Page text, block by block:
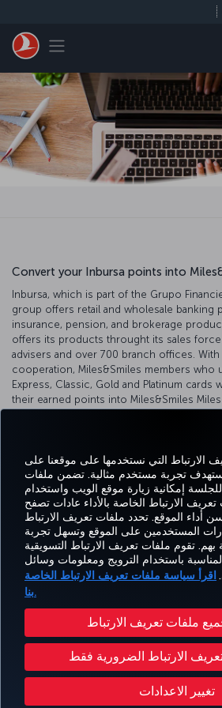
الارتباط التي نستخدمها على موقعنا على
تجربة مستخدم مثالية. تضمن ملفات
إمكانية زيارة موقع الويب واستخدام
الارتباط الخاصة بالأداء عادات تصفح
أداء الموقع. تحدد ملفات تعريف الارتباط
المستخدمين على الموقع وتسهل تجربة
بهم. تقوم ملفات تعريف الارتباط التسويقية
باستخدام الترويج ومعلومات وسائل
اقرأ سياسة ملفات تعريف الارتباط الخاصة
بنا.
ملفات تعريف الارتباط
الارتباط الضرورية فقط
تغيير الاعدادات
Toggle navigation
Convert your Inbursa points into
Inbursa, which is part of the Grupo
group offers retail and wholesale banking
insurance, pension, and brokerage
offers its products throught its sales force
advisers and over 700 branch offices.
cooperation, Miles&Smiles members who
Express, Classic, Gold and Platinum cards
their earned points into Miles&Smiles Miles
Facebook
TwitterInstagram
YouTube
الحجز
والإدارة
خبرة
العروض
والوجهات
مساعدة
سياسة الخصوصية وملفات تعريف الارتباط إشعار قانوني
تغيير إعدادات ملفات تعريف الارتباط
البيانات في الإتحاد الأوروبي
للخطوط الجوية التركية © 1996 - 2026